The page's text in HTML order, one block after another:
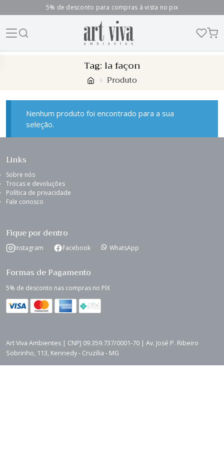
5% de desconto para compras à vista no pix
Tag:la façon
Produto
Nenhum produto foi encontrado para a sua
seleção.
Links
Sobre nós
Trocas e devoluções
Política de privacidade
Fale conosco
Fique por dentro
Instagram Facebook WhatsApp
Formas de Pagamento
5% de desconto nas compras no PIX
Art Viva Ambientes | CNPJ 09.359.737/0001-70 | Av. José P. Ribeiro
Sobrinho, 113, Kennedy - Cruzília - MG